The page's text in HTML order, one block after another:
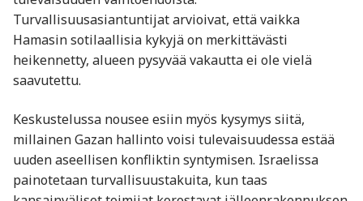
Turvallisuusasiantuntijat arvioivat, että vaikka
Hamasin sotilaallisia kykyjä on merkittävästi
heikennetty, alueen pysyvää vakautta ei ole vielä
saavutettu.
Keskustelussa nousee esiin myös kysymys siitä,
millainen Gazan hallinto voisi tulevaisuudessa estää
uuden aseellisen konfliktin syntymisen. Israelissa
painotetaan turvallisuustakuita, kun taas